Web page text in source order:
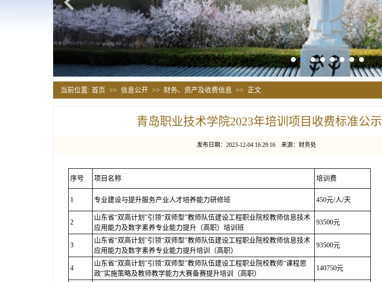
当前位置: 首页 >> 信息公开>> 财务、资产及收费信息 >> 正文
青岛职业技术学院2023年培训项目收费标准公示
发布日期：2023-12-04 16:29:16 来源：财务处
序号 项目名称 培训费
1 专业建设与提升服务产业人才培养能力研修班 450元/人/天
2
山东省“双高计划”引领“双师型”教师队伍建设工程职业院校教师信息技术
应用能力及数字素养专业能力提升（高职）培训班
93500元
3
山东省“双高计划”引领“双师型”教师队伍建设工程职业院校教师信息技术
应用能力及数字素养专业能力提升培训（高职）
93500元
4
山东省“双高计划”引领“双师型”教师队伍建设工程职业院校教师“课程思
政”实施策略及教师教学能力大赛备赛提升培训（高职）
140750元